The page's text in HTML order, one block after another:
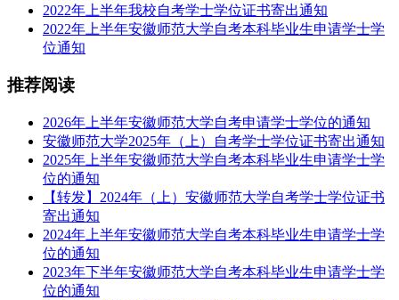
2022年上半年我校自考学士学位证书寄出通知
2022年上半年安徽师范大学自考本科毕业生申请学士学
位通知
推荐阅读
2026年上半年安徽师范大学自考申请学士学位的通知
安徽师范大学2025年（上）自考学士学位证书寄出通知
2025年上半年安徽师范大学自考本科毕业生申请学士学
位的通知
【转发】2024年（上）安徽师范大学自考学士学位证书
寄出通知
2024年上半年安徽师范大学自考本科毕业生申请学士学
位的通知
2023年下半年安徽师范大学自考本科毕业生申请学士学
位的通知